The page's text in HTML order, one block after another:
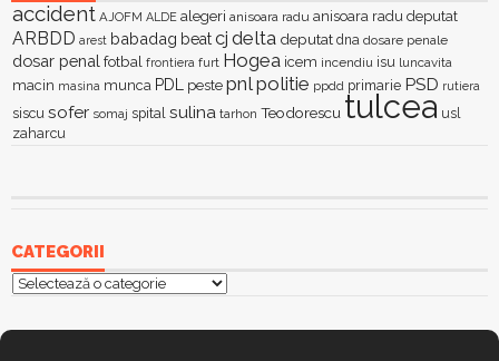
accident AJOFM ALDE alegeri anisoara radu anisoara radu deputat
ARBDD arest babadag beatcj delta deputat dna dosare penale
dosar penal fotbal frontiera furt Hogea icem incendiu isu luncavita
macin masina munca PDL peste pnlpolitie ppdd primarie PSD rutiera
siscu sofer somaj spital sulina tarhon Teodorescu tulcea usl
zaharcu
CATEGORII
Categorii